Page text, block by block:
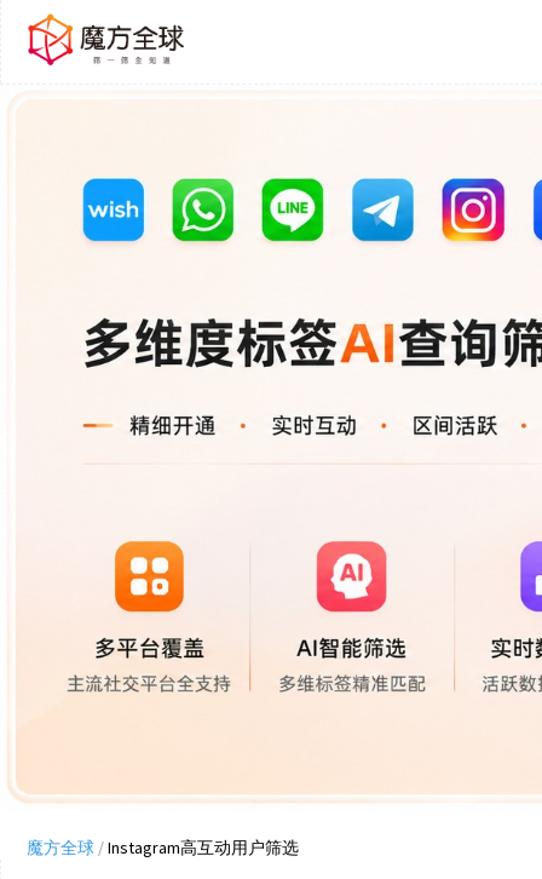
魔方全球/Instagram高互动用户筛选